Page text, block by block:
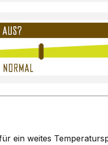
ein weites